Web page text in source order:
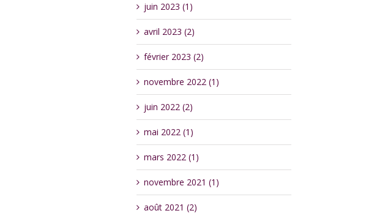
juin 2023 (1)
avril 2023 (2)
février 2023 (2)
novembre 2022 (1)
juin 2022 (2)
mai 2022 (1)
mars 2022 (1)
novembre 2021 (1)
août 2021 (2)